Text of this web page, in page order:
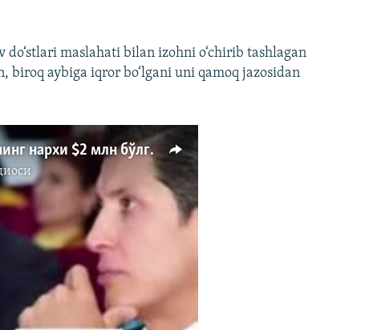
do‘stlari maslahati bilan izohni o‘chirib tashlagan
biroq aybiga iqror bo‘lgani uni qamoq jazosidan
Отабек Умаровнинг нархи $2 млн бўлган соати муҳокама қилинмоқда